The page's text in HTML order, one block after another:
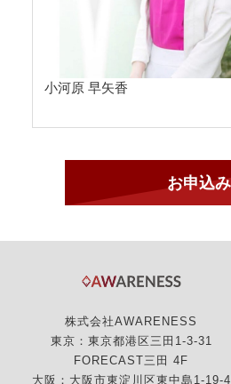
小河原 早矢香
株式会社AWARENESS
東京：東京都港区三田1-3-31
FORECAST三田 4F
大阪：大阪市東淀川区東中島1-19-4